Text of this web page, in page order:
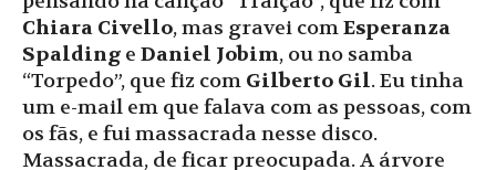
Chiara Civello, mas gravei comEsperanza
Spalding e Daniel Jobim, ou no samba
“Torpedo”, que fiz com Gilberto Gil. Eu tinha
um e-mail em que falava com as pessoas, com
os fãs, e fui massacrada nesse disco.
Massacrada, de ficar preocupada. A árvore